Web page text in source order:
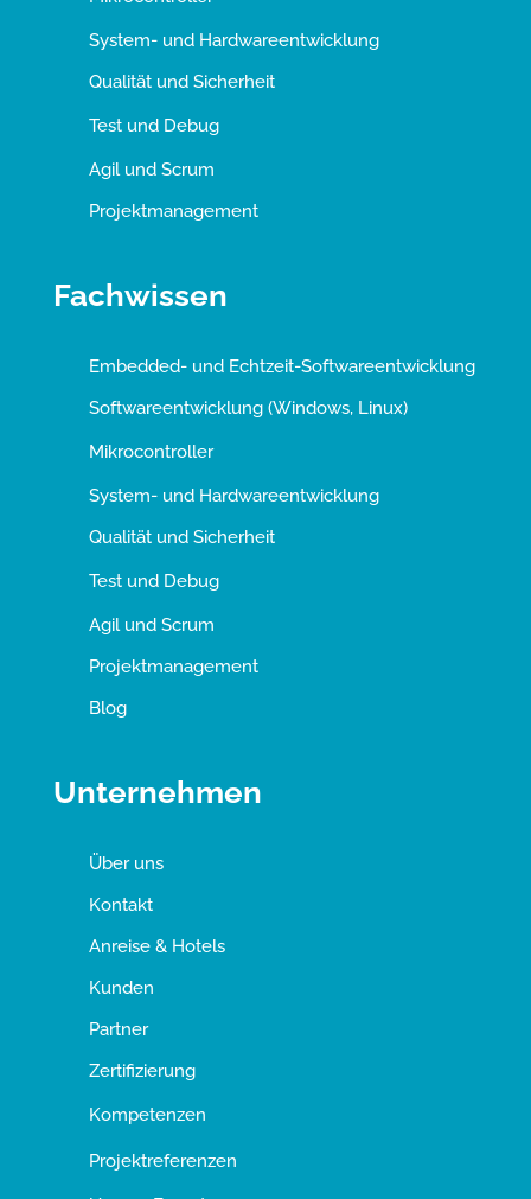
System- und Hardwareentwicklung
Qualität und Sicherheit
Test und Debug
Agil und Scrum
Projektmanagement
Fachwissen
Embedded- und Echtzeit-Softwareentwicklung
Softwareentwicklung (Windows, Linux)
Mikrocontroller
System- und Hardwareentwicklung
Qualität und Sicherheit
Test und Debug
Agil und Scrum
Projektmanagement
Blog
Unternehmen
Über uns
Kontakt
Anreise & Hotels
Kunden
Partner
Zertifizierung
Kompetenzen
Projektreferenzen